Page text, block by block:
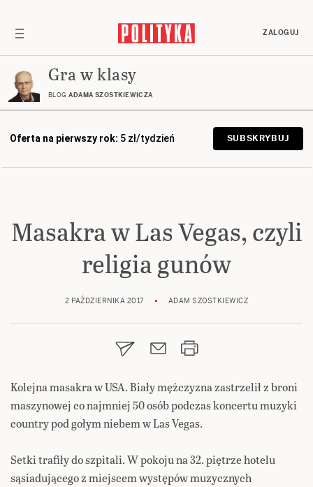
ZALOGUJ
Gra w klasy
BLOG ADAMA SZOSTKIEWICZA
Oferta na pierwszy rok: 5 zł/tydzień SUBSKRYBUJ
Masakra w Las Vegas, czyli
religia gunów
2 PAŹDZIERNIKA 2017 ADAM SZOSTKIEWICZ
Kolejna masakra w USA. Biały mężczyzna zastrzelił z broni
maszynowej co najmniej 50 osób podczas koncertu muzyki
country pod gołym niebem w Las Vegas.
Setki trafiły do szpitali. W pokoju na 32. piętrze hotelu
sąsiadującego z miejscem występów muzycznych